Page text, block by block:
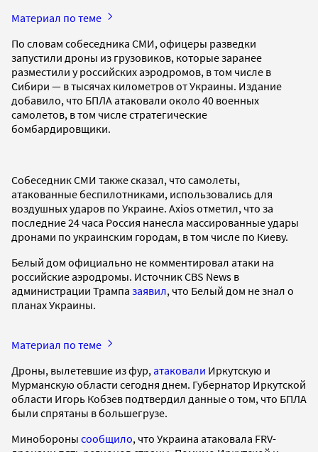
Материал по теме
По словам собеседника СМИ, офицеры разведки
запустили дроны из грузовиков, которые заранее
разместили у российских аэродромов, в том числе в
Сибири — в тысячах километров от Украины. Издание
добавило, что БПЛА атаковали около 40 военных
самолетов, в том числе стратегические
бомбардировщики.
Собеседник СМИ также сказал, что самолеты,
атакованные беспилотниками, использовались для
воздушных ударов по Украине. Axios отметил, что за
последние 24 часа Россия нанесла массированные удары
дронами по украинским городам, в том числе по Киеву.
Белый дом официально не комментировал атаки на
российские аэродромы. Источник CBS News в
администрации Трампа заявил, что Белый дом не знал о
планах Украины.
Материал по теме
Дроны, вылетевшие из фур, атаковали Иркутскую и
Мурманскую области сегодня днем. Губернатор Иркутской
области Игорь Кобзев подтвердил данные о том, что БПЛА
были спрятаны в большегрузе.
Минобороны сообщило, что Украина атаковала FRV-